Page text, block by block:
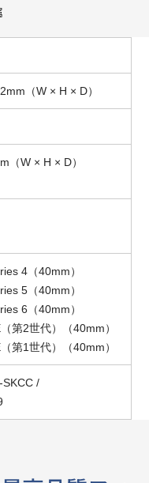
（W × H × D）
（W × H × D）
4（40mm）
5（40mm）
6（40mm）
第2世代）（40mm）
第1世代）（40mm）
/